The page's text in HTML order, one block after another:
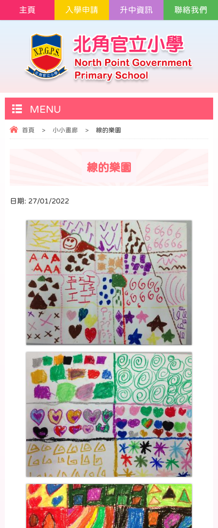
主頁 入學申請 升中資訊 聯絡我們
MENU
首頁 > 小小畫廊 > 線的樂園
線的樂園
日期: 27/01/2022